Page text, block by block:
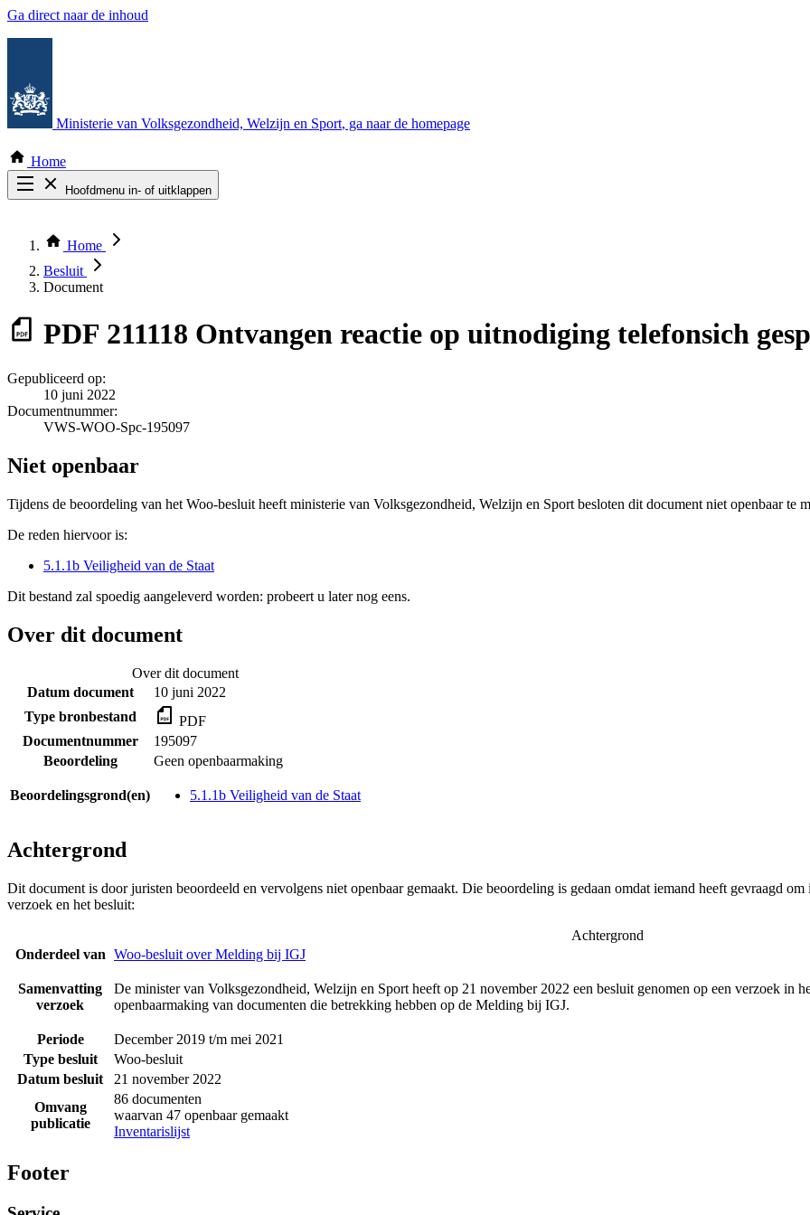
Ga direct naar de inhoud
Ministerie van Volksgezondheid, Welzijn en Sport, ga naar de homepage
Home
Hoofdmenu in- of uitklappen
Thema COVID-19
Bekijk per bestuursorgaan
Home
Besluit
Document
PDF 211118 Ontvangen reactie op uitnodiging telefonsich
Gepubliceerd op:
10 juni 2022
Documentnummer:
VWS-WOO-Spc-195097
Niet openbaar
Tijdens de beoordeling van het Woo-besluit heeft ministerie van Volksgezondheid, Welzijn en Sport besloten dit document niet openbaar te
De reden hiervoor is:
5.1.1b Veiligheid van de Staat
Dit bestand zal spoedig aangeleverd worden: probeert u later nog eens.
Over dit document
Over dit document
Datum document
10 juni 2022
Type bronbestand
PDF
Documentnummer
195097
Beoordeling
Geen openbaarmaking
Beoordelingsgrond(en) 5.1.1b Veiligheid van de Staat
Achtergrond
Dit document is door juristen beoordeeld en vervolgens niet openbaar gemaakt. Die beoordeling is gedaan omdat iemand heeft gevraagd
verzoek en het besluit:
Achtergrond
Onderdeel van Woo-besluit over Melding bij IGJ
Samenvatting
verzoek
De minister van Volksgezondheid, Welzijn en Sport heeft op 21 november 2022 een besluit genomen op een verzoek in
openbaarmaking van documenten die betrekking hebben op de Melding bij IGJ.
Periode
December 2019 t/m mei 2021
Type besluit
Woo-besluit
Datum besluit
21 november 2022
Omvang
publicatie
86 documenten
waarvan 47 openbaar gemaakt
Inventarislijst
Footer